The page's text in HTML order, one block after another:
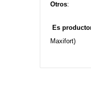
Otros:
Es
Maxifort)